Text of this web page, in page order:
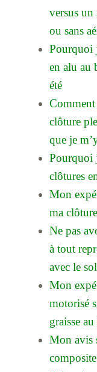
versus un
ou sans
Pourquoi
en alu au
été
Comment
clôture
que je
Pourquoi
clôtures
Mon
ma
Ne pas
à tout
avec le
Mon
motorisé
graisse
Mon avis